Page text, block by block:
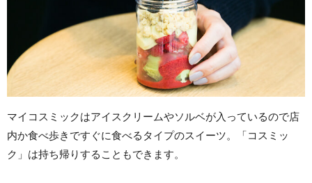
マイコスミックはアイスクリームやソルベが入っているので店
内か食べ歩きですぐに食べるタイプのスイーツ。「コスミッ
ク」は持ち帰りすることもできます。